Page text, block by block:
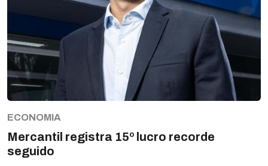
ECONOMIA
Mercantil registra 15º lucro recorde
seguido